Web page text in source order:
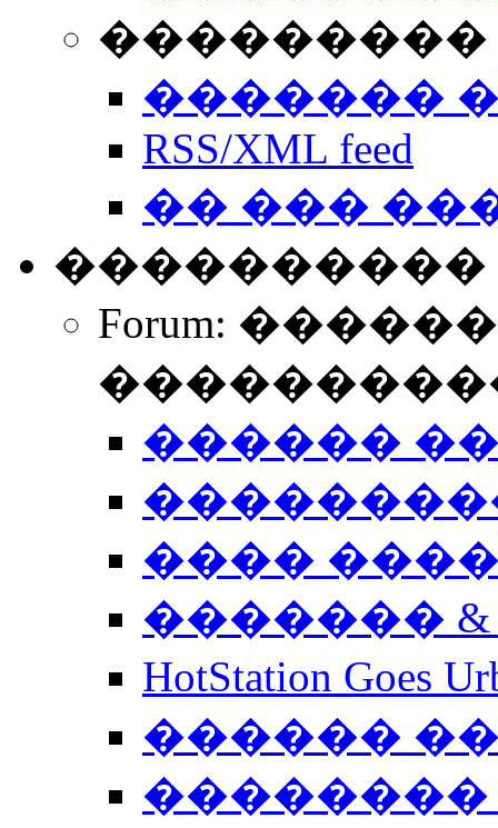
���������
�������
RSS/XML feed
�� ���
����������
Forum:
������
����
�������
HotStation
������
��������